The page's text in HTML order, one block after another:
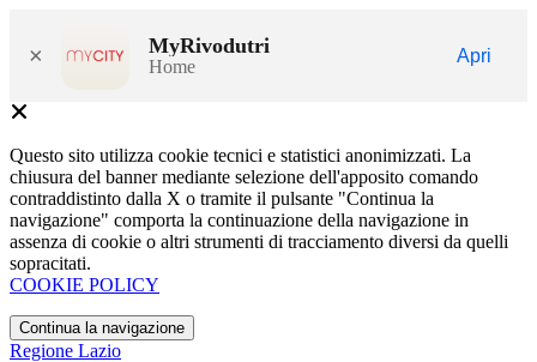
× MyRivodutri
Home
Apri
Questo sito utilizza cookie tecnici e statistici anonimizzati. La
chiusura del banner mediante selezione dell'apposito comando
contraddistinto dalla X o tramite il pulsante "Continua la
navigazione" comporta la continuazione della navigazione in
assenza di cookie o altri strumenti di tracciamento diversi da quelli
sopracitati.
COOKIE POLICY
Continua la navigazione
Regione Lazio